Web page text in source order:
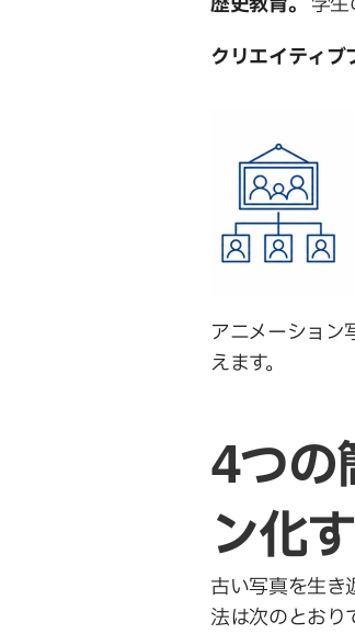
クリエイティブ
アニメーショ
えます。
4つの
ン化
古い写真を生
法は次のとおり